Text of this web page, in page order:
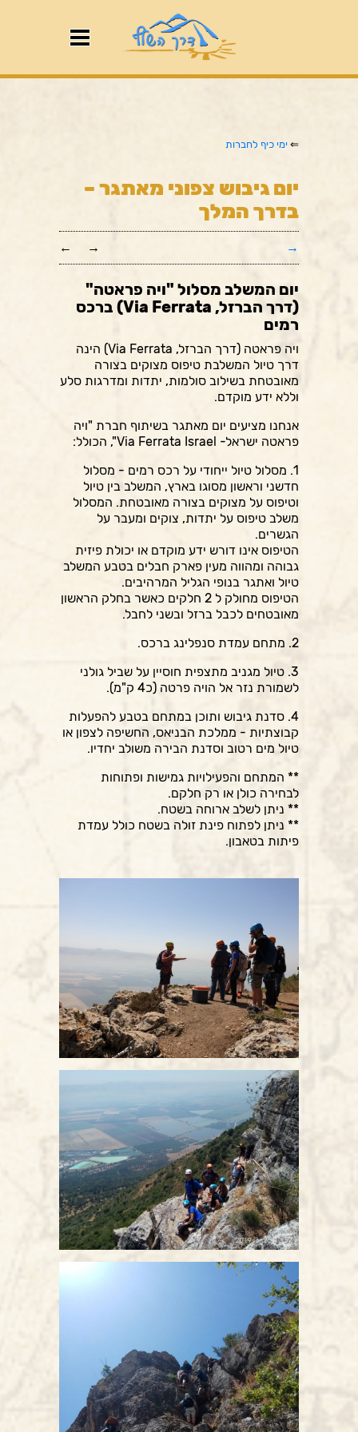
⇐ ימי כיף לחברות
יום גיבוש צפוני מאתגר –
בדרך המלך
→
→
←
יום המשלב מסלול "ויה פראטה"
(דרך הברזל, Via Ferrata) ברכס
רמים
ויה פראטה (דרך הברזל, Via Ferrata) הינה
דרך טיול המשלבת טיפוס מצוקים בצורה
מאובטחת בשילוב סולמות, יתדות ומדרגות סלע
וללא ידע מוקדם.
אנחנו מציעים יום מאתגר בשיתוף חברת "ויה
פראטה ישראל- Via Ferrata Israel", הכולל:
1. מסלול טיול ייחודי על רכס רמים - מסלול
חדשני וראשון מסוגו בארץ, המשלב בין טיול
וטיפוס על מצוקים בצורה מאובטחת. המסלול
משלב טיפוס על יתדות, צוקים ומעבר על
הגשרים.
הטיפוס אינו דורש ידע מוקדם או יכולת פיזית
גבוהה ומהווה מעין פארק חבלים בטבע המשלב
טיול ואתגר בנופי הגליל המרהיבים.
הטיפוס מחולק ל 2 חלקים כאשר בחלק הראשון
מאובטחים לכבל ברזל ובשני לחבל.
2. מתחם עמדת סנפלינג ברכס.
3. טיול מגניב מתצפית חוסיין על שביל גולני
לשמורת נזר אל הויה פרטה (כ4 ק"מ).
4. סדנת גיבוש ותוכן במתחם בטבע להפעלות
קבוצתיות - ממלכת הבניאס, החשיפה לצפון או
טיול מים רטוב וסדנת הבירה משולב יחדיו.
** המתחם והפעילויות גמישות ופתוחות
לבחירה כולן או רק חלקם.
** ניתן לשלב ארוחה בשטח.
** ניתן לפתוח פינת זולה בשטח כולל עמדת
פיתות בטאבון.